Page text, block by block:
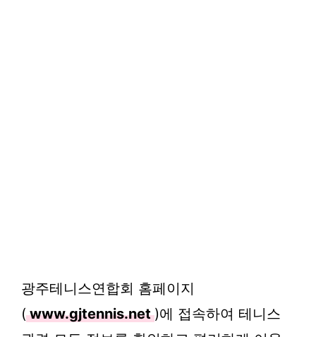
광주테니스연합회 홈페이지
( www.gjtennis.net )에 접속하여 테니스